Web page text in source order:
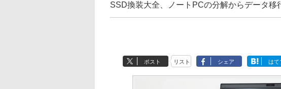
SSD換装大全、ノートPCの分解からデータ移
ポスト リスト シェア はて